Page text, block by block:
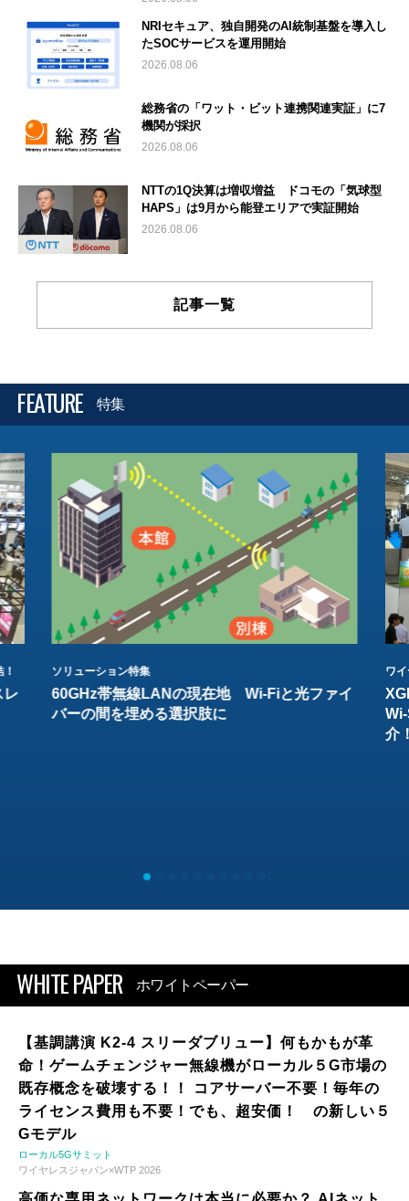
NRIセキュア、独自開発のAI統制基盤を導入し
たSOCサービスを運用開始
2026.08.06
総務省の「ワット・ビット連携関連実証」に7
機関が採択
2026.08.06
NTTの1Q決算は増収増益 ドコモの「気球型
HAPS」は9月から能登エリアで実証開始
2026.08.06
記事一覧
FEATURE 特集
レ
ソリューション特集
60GHz帯無線LANの現在地 Wi-Fiと光ファイ
バーの間を埋める選択肢に
ワ
介
WHITE PAPER ホワイトペーパー
【基調講演 K2-4 スリーダブリュー】何もかもが革
命！ゲームチェンジャー無線機がローカル５G市場の
既存概念を破壊する！！ コアサーバー不要！毎年の
ライセンス費用も不要！でも、超安価！ の新しい５
Gモデル
ローカル5Gサミット
ワイヤレスジャパン×WTP 2026